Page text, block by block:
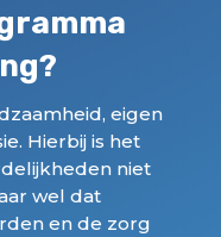
eigen
Hierbij is het
niet
wel dat
en de zorg